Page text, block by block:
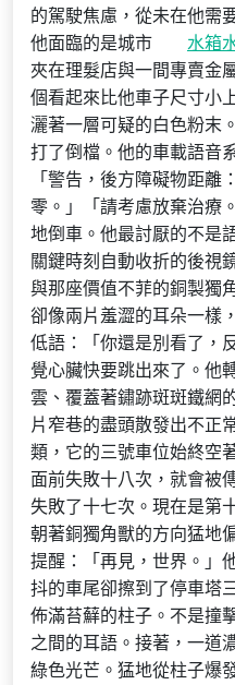
的駕駛焦慮，從未在他需
他面臨的是城市
水箱
夾在理髮店與一間專賣金
個看起來比他車子尺寸小
灑著一層可疑的白色粉末
打了倒檔。他的車載語音
「警告，後方障礙物距離
零。」「請考慮放棄治療
地倒車。他最討厭的不是
關鍵時刻自動收折的後視
與那座價值不菲的銅製獨
卻像兩片羞澀的耳朵一樣
低語：「你還是別看了，
覺心臟快要跳出來了。他
雲、覆蓋著鏽跡斑斑鐵網
片窄巷的盡頭散發出不正
類，它的三號車位始終空
面前失敗十八次，就會被
失敗了十七次。現在是第
朝著銅獨角獸的方向猛地
提醒：「再見，世界。」
抖的車尾卻擦到了停車塔
佈滿苔蘚的柱子。不是撞
之間的耳語。接著，一道
綠色光芒。猛地從柱子爆